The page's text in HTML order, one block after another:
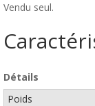
Vendu seul.
Détails
Poids